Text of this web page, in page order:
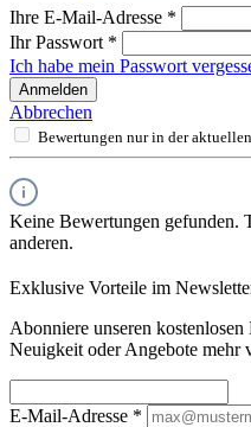
Ihre E-Mail-Adresse *
Ihr Passwort *
Ich habe mein Passwort
Anmelden
Abbrechen
Bewertungen nur in der aktuellen
Keine Bewertungen gefunden.
anderen.
Exklusive Vorteile im
Abonniere unseren
Neuigkeit oder Angebote mehr
E-Mail-Adresse *